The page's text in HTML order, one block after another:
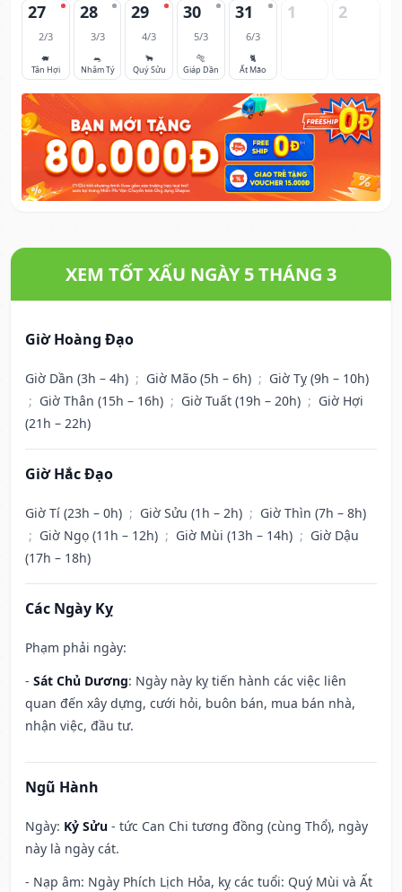
27
2/3
🐖
Tân Hợi
28
3/3
🐀
Nhâm Tý
29
4/3
🐂
Quý Sửu
30
5/3
🐅
Giáp Dần
31
6/3
🐈
Ất Mão
1 2
XEM TỐT XẤU NGÀY 5 THÁNG 3
Giờ Hoàng Đạo
Giờ Dần (3h – 4h) ; Giờ Mão (5h – 6h) ; Giờ Tỵ (9h – 10h)
; Giờ Thân (15h – 16h) ; Giờ Tuất (19h – 20h) ; Giờ Hợi
(21h – 22h)
Giờ Hắc Đạo
Giờ Tí (23h – 0h) ; Giờ Sửu (1h – 2h) ; Giờ Thìn (7h – 8h)
; Giờ Ngọ (11h – 12h) ; Giờ Mùi (13h – 14h) ; Giờ Dậu
(17h – 18h)
Các Ngày Kỵ
Phạm phải ngày:
- Sát Chủ Dương: Ngày này kỵ tiến hành các việc liên
quan đến xây dựng, cưới hỏi, buôn bán, mua bán nhà,
nhận việc, đầu tư.
Ngũ Hành
Ngày: Kỷ Sửu - tức Can Chi tương đồng (cùng Thổ), ngày
này là ngày cát.
- Nạp âm: Ngày Phích Lịch Hỏa, kỵ các tuổi: Quý Mùi và Ất